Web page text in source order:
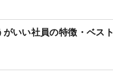
いい社員の特徴・ベスト